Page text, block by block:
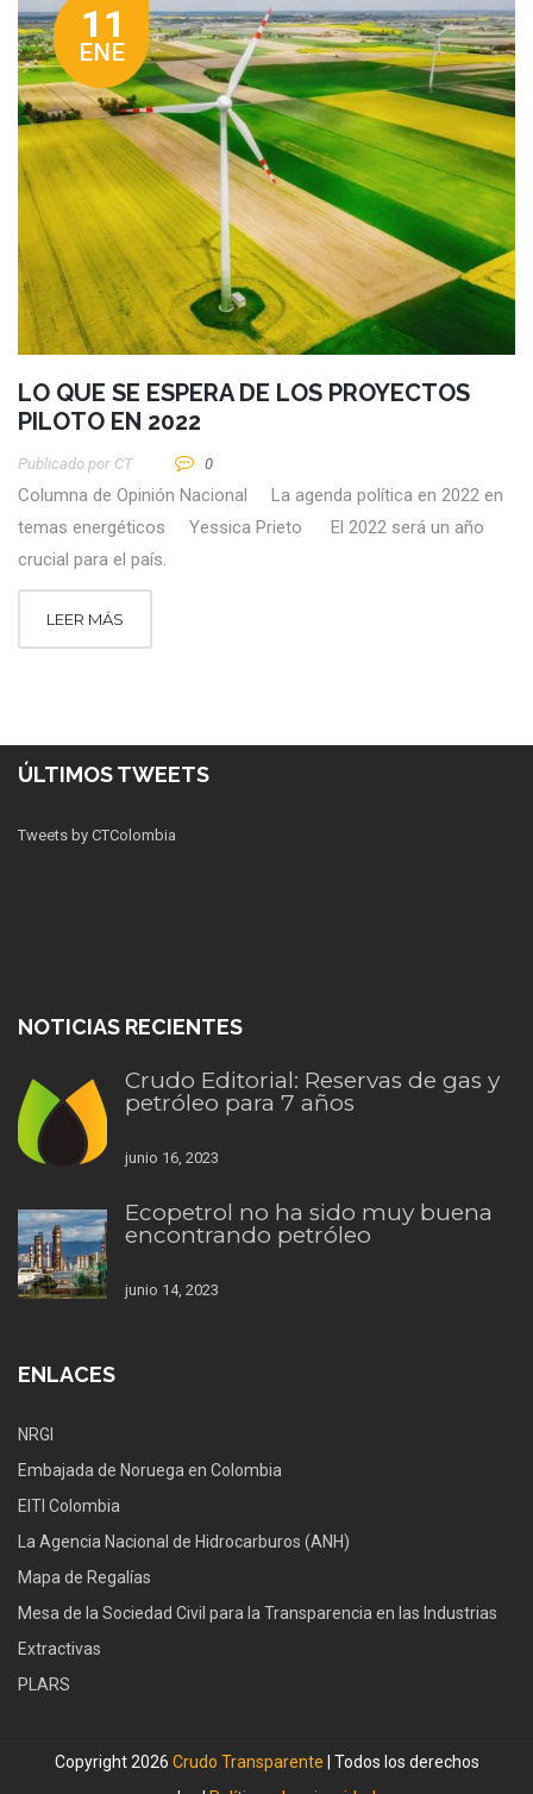
11
ENE
LO QUE SE ESPERA DE LOS PROYECTOS
PILOTO EN 2022
Publicado por CT 0
Columna de Opinión Nacional La agenda política en 2022 en
temas energéticos Yessica Prieto El 2022 será un año
crucial para el país.
LEER MÁS
ÚLTIMOS TWEETS
Tweets by CTColombia
NOTICIAS RECIENTES
Crudo Editorial: Reservas de gas y
petróleo para 7 años
junio 16, 2023
Ecopetrol no ha sido muy buena
encontrando petróleo
junio 14, 2023
ENLACES
NRGI
Embajada de Noruega en Colombia
EITI Colombia
La Agencia Nacional de Hidrocarburos (ANH)
Mapa de Regalías
Mesa de la Sociedad Civil para la Transparencia en las Industrias
Extractivas
PLARS
Copyright 2026 Crudo Transparente | Todos los derechos